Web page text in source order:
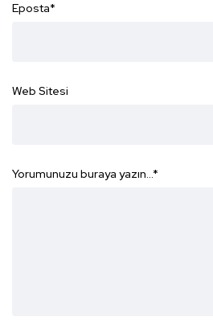
Eposta*
Web Sitesi
Yorumunuzu buraya yazın...*